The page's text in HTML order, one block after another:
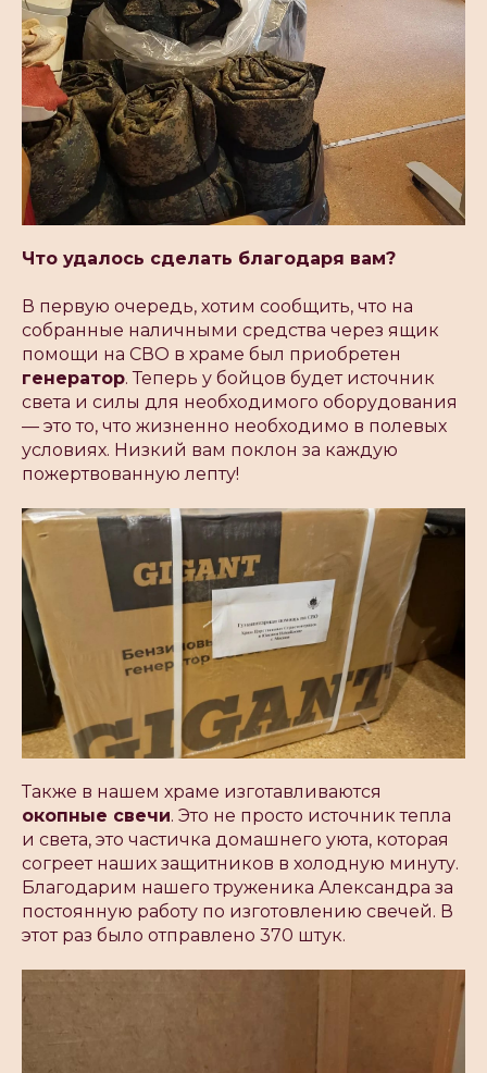
Что удалось сделать благодаря вам?
В первую очередь, хотим сообщить, что на
собранные наличными средства через ящик
помощи на СВО в храме был приобретен
генератор. Теперь у бойцов будет источник
света и силы для необходимого оборудования
— это то, что жизненно необходимо в полевых
условиях. Низкий вам поклон за каждую
пожертвованную лепту!
Также в нашем храме изготавливаются
окопные свечи. Это не просто источник тепла
и света, это частичка домашнего уюта, которая
согреет наших защитников в холодную минуту.
Благодарим нашего труженика Александра за
постоянную работу по изготовлению свечей. В
этот раз было отправлено 370 штук.